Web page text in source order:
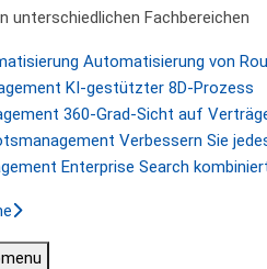
unterschiedlichen Fachbereichen
Automatisierung von
KI-gestützter 8D-Prozess
360-Grad-Sicht auf
Verbessern Sie
Enterprise Search